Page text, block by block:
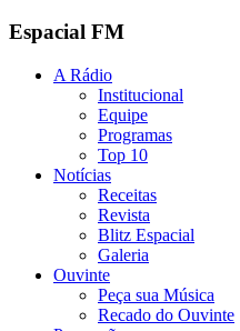
Espacial FM
A Rádio
Institucional
Equipe
Programas
Top 10
Notícias
Receitas
Revista
Blitz Espacial
Galeria
Ouvinte
Peça sua Música
Recado do Ouvinte